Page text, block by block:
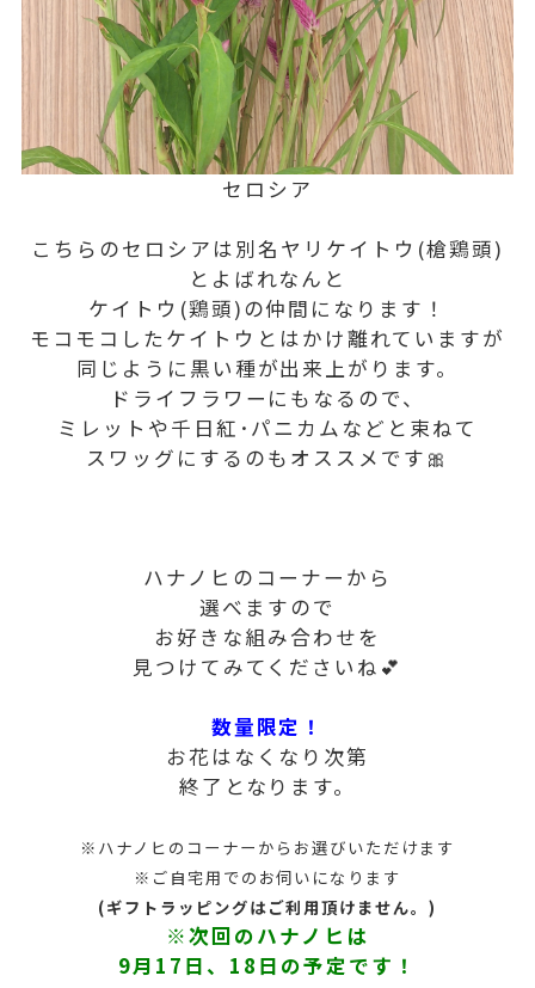
セロシア
こちらのセロシアは別名ヤリケイトウ(槍鶏頭)
とよばれなんと
ケイトウ(鶏頭)の仲間になります！
モコモコしたケイトウとはかけ離れていますが
同じように黒い種が出来上がります。
ドライフラワーにもなるので、
ミレットや千日紅･パニカムなどと束ねて
スワッグにするのもオススメです🎀
ハナノヒのコーナーから
選べますので
お好きな組み合わせを
見つけてみてくださいね💕
数量限定！
お花はなくなり次第
終了となります。
※ハナノヒのコーナーからお選びいただけます
※ご自宅用でのお伺いになります
(ギフトラッピングはご利用頂けません。)
※次回のハナノヒ は
9月17日、18日の予定です！